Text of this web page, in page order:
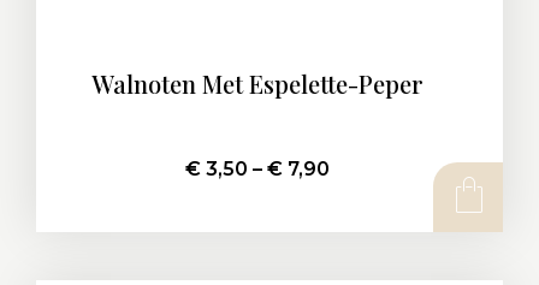
Walnoten Met Espelette-Peper
€ 3,50 – € 7,90